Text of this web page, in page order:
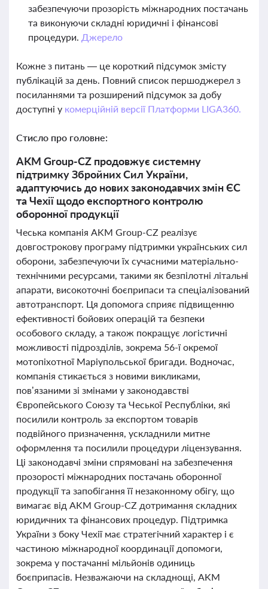
забезпечуючи прозорість міжнародних постачань
та виконуючи складні юридичні і фінансові
процедури. Джерело
Кожне з питань — це короткий підсумок змісту
публікацій за день. Повний список першоджерел з
посиланнями та розширений підсумок за добу
доступні у комерційній версії Платформи LIGA360.
Стисло про головне:
AKM Group-CZ продовжує системну
підтримку Збройних Сил України,
адаптуючись до нових законодавчих змін ЄС
та Чехії щодо експортного контролю
оборонної продукції
Чеська компанія AKM Group-CZ реалізує
довгострокову програму підтримки українських сил
оборони, забезпечуючи їх сучасними матеріально-
технічними ресурсами, такими як безпілотні літальні
апарати, високоточні боєприпаси та спеціалізований
автотранспорт. Ця допомога сприяє підвищенню
ефективності бойових операцій та безпеки
особового складу, а також покращує логістичні
можливості підрозділів, зокрема 56-ї окремої
мотопіхотної Маріупольської бригади. Водночас,
компанія стикається з новими викликами,
пов’язаними зі змінами у законодавстві
Європейського Союзу та Чеської Республіки, які
посилили контроль за експортом товарів
подвійного призначення, ускладнили митне
оформлення та посилили процедури ліцензування.
Ці законодавчі зміни спрямовані на забезпечення
прозорості міжнародних постачань оборонної
продукції та запобігання її незаконному обігу, що
вимагає від AKM Group-CZ дотримання складних
юридичних та фінансових процедур. Підтримка
України з боку Чехії має стратегічний характер і є
частиною міжнародної координації допомоги,
зокрема у постачанні мільйонів одиниць
боєприпасів. Незважаючи на складнощі, AKM